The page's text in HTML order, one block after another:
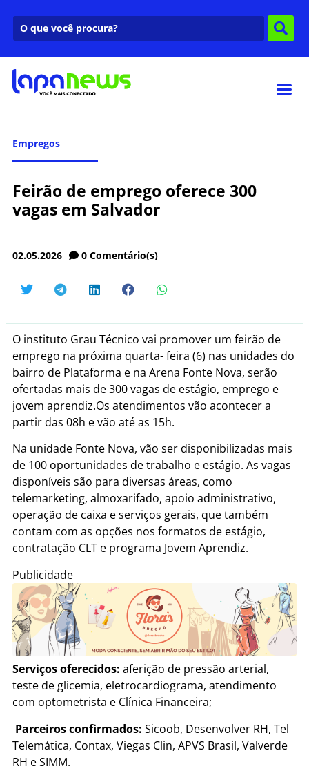
Empregos
Feirão de emprego oferece 300
vagas em Salvador
02.05.2026 0 Comentário(s)
O instituto Grau Técnico vai promover um feirão de
emprego na próxima quarta- feira (6) nas unidades do
bairro de Plataforma e na Arena Fonte Nova, serão
ofertadas mais de 300 vagas de estágio, emprego e
jovem aprendiz.Os atendimentos vão acontecer a
partir das 08h e vão até as 15h.
Na unidade Fonte Nova, vão ser disponibilizadas mais
de 100 oportunidades de trabalho e estágio. As vagas
disponíveis são para diversas áreas, como
telemarketing, almoxarifado, apoio administrativo,
operação de caixa e serviços gerais, que também
contam com as opções nos formatos de estágio,
contratação CLT e programa Jovem Aprendiz.
Publicidade
Serviços oferecidos: aferição de pressão arterial,
teste de glicemia, eletrocardiograma, atendimento
com optometrista e Clínica Financeira;
Parceiros confirmados: Sicoob, Desenvolver RH, Tel
Telemática, Contax, Viegas Clin, APVS Brasil, Valverde
RH e SIMM.